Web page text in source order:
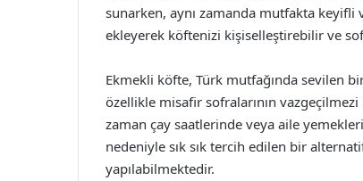
sunarken, aynı zamanda mutfakta keyifli
ekleyerek köftenizi kişiselleştirebilir ve
Ekmekli köfte, Türk mutfağında sevilen
özellikle misafir sofralarının
zaman çay saatlerinde veya aile
nedeniyle sık sık tercih edilen bir
yapılabilmektedir.